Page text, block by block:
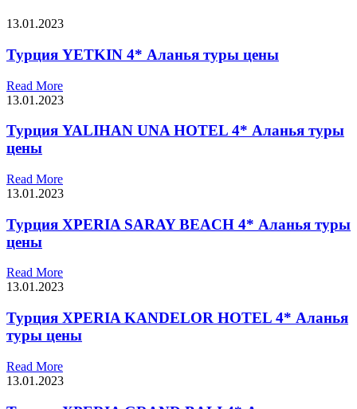
13.01.2023
Турция YETKIN 4* Аланья туры цены
Read More
13.01.2023
Турция YALIHAN UNA HOTEL 4* Аланья туры
цены
Read More
13.01.2023
Турция XPERIA SARAY BEACH 4* Аланья туры
цены
Read More
13.01.2023
Турция XPERIA KANDELOR HOTEL 4* Аланья
туры цены
Read More
13.01.2023